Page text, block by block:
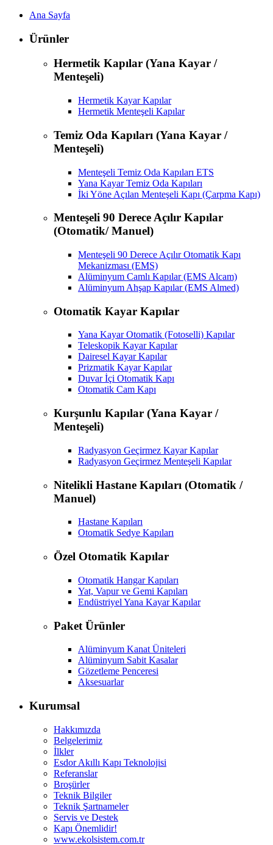
Ana Sayfa
Ürünler
Hermetik Kapılar (Yana Kayar /
Menteşeli)
Hermetik Kayar Kapılar
Hermetik Menteşeli Kapılar
Temiz Oda Kapıları (Yana Kayar /
Menteşeli)
Menteşeli Temiz Oda Kapıları ETS
Yana Kayar Temiz Oda Kapıları
İki Yöne Açılan Menteşeli Kapı (Çarpma Kapı)
Menteşeli 90 Derece Açılır Kapılar
(Otomatik/ Manuel)
Menteşeli 90 Derece Açılır Otomatik Kapı
Mekanizması (EMS)
Alüminyum Camlı Kapılar (EMS Alcam)
Alüminyum Ahşap Kapılar (EMS Almed)
Otomatik Kayar Kapılar
Yana Kayar Otomatik (Fotoselli) Kapılar
Teleskopik Kayar Kapılar
Dairesel Kayar Kapılar
Prizmatik Kayar Kapılar
Duvar İçi Otomatik Kapı
Otomatik Cam Kapı
Kurşunlu Kapılar (Yana Kayar /
Menteşeli)
Radyasyon Geçirmez Kayar Kapılar
Radyasyon Geçirmez Menteşeli Kapılar
Nitelikli Hastane Kapıları (Otomatik /
Manuel)
Hastane Kapıları
Otomatik Sedye Kapıları
Özel Otomatik Kapılar
Otomatik Hangar Kapıları
Yat, Vapur ve Gemi Kapıları
Endüstriyel Yana Kayar Kapılar
Paket Ürünler
Alüminyum Kanat Üniteleri
Alüminyum Sabit Kasalar
Gözetleme Penceresi
Aksesuarlar
Kurumsal
Hakkımızda
Belgelerimiz
İlkler
Esdor Akıllı Kapı Teknolojisi
Referanslar
Broşürler
Teknik Bilgiler
Teknik Şartnameler
Servis ve Destek
Kapı Önemlidir!
www.ekolsistem.com.tr